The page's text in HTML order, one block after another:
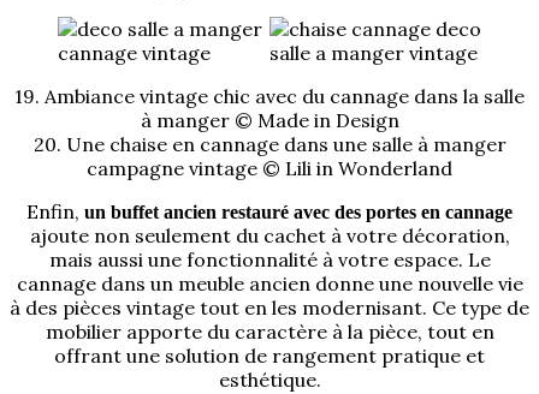
19. Ambiance vintage chic avec du cannage dans la salle
à manger © Made in Design
20. Une chaise en cannage dans une salle à manger
campagne vintage © Lili in Wonderland
Enfin, un buffet ancien restauré avec des portes en cannage
ajoute non seulement du cachet à votre décoration,
mais aussi une fonctionnalité à votre espace. Le
cannage dans un meuble ancien donne une nouvelle vie
à des pièces vintage tout en les modernisant. Ce type de
mobilier apporte du caractère à la pièce, tout en
offrant une solution de rangement pratique et
esthétique.